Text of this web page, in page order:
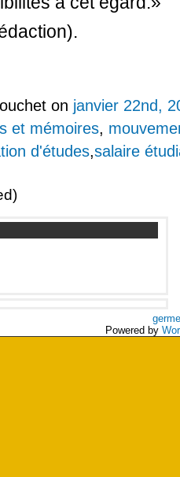
on janvier 22nd,
et mémoires,
d'études,salaire
Powered by